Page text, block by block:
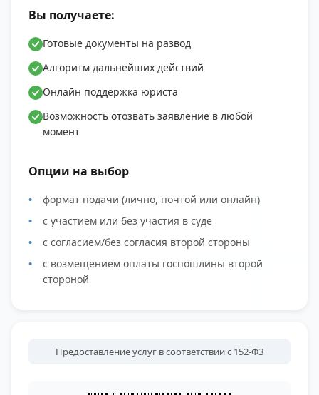
Вы получаете:
Готовые документы на развод
Алгоритм дальнейших действий
Онлайн поддержка юриста
Возможность отозвать заявление в любой
момент
Опции на выбор
формат подачи (лично, почтой или онлайн)
с участием или без участия в суде
с согласием/без согласия второй стороны
с возмещением оплаты госпошлины второй
стороной
Предоставление услуг в соответствии с 152-ФЗ